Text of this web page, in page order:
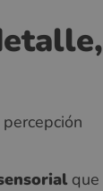
que